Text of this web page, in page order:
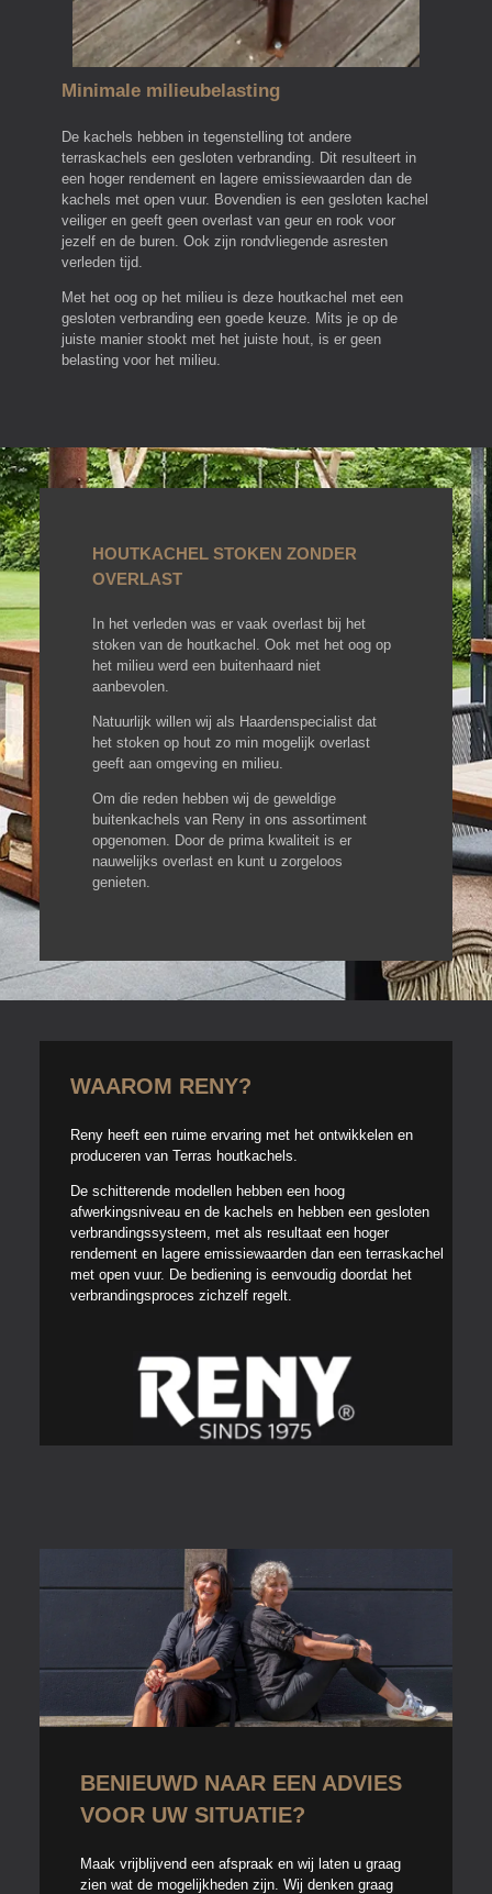
Minimale milieubelasting
De kachels hebben in tegenstelling tot andere
terraskachels een gesloten verbranding. Dit resulteert in
een hoger rendement en lagere emissiewaarden dan de
kachels met open vuur. Bovendien is een gesloten kachel
veiliger en geeft geen overlast van geur en rook voor
jezelf en de buren. Ook zijn rondvliegende asresten
verleden tijd.
Met het oog op het milieu is deze houtkachel met een
gesloten verbranding een goede keuze. Mits je op de
juiste manier stookt met het juiste hout, is er geen
belasting voor het milieu.
HOUTKACHEL STOKEN ZONDER
OVERLAST
In het verleden was er vaak overlast bij het
stoken van de houtkachel. Ook met het oog op
het milieu werd een buitenhaard niet
aanbevolen.
Natuurlijk willen wij als Haardenspecialist dat
het stoken op hout zo min mogelijk overlast
geeft aan omgeving en milieu.
Om die reden hebben wij de geweldige
buitenkachels van Reny in ons assortiment
opgenomen. Door de prima kwaliteit is er
nauwelijks overlast en kunt u zorgeloos
genieten.
WAAROM RENY?
Reny heeft een ruime ervaring met het ontwikkelen en
produceren van Terras houtkachels.
De schitterende modellen hebben een hoog
afwerkingsniveau en de kachels en hebben een gesloten
verbrandingssysteem, met als resultaat een hoger
rendement en lagere emissiewaarden dan een terraskachel
met open vuur. De bediening is eenvoudig doordat het
verbrandingsproces zichzelf regelt.
BENIEUWD NAAR EEN ADVIES
VOOR UW SITUATIE?​
Maak vrijblijvend een afspraak en wij laten u graag
zien wat de mogelijkheden zijn. Wij denken graag